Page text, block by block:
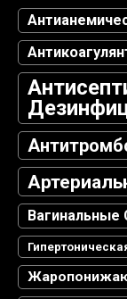
Вагинальные